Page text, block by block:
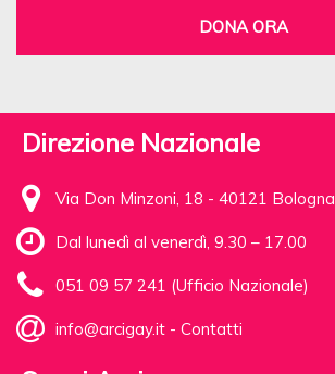
DONA ORA
Direzione Nazionale
Via Don Minzoni, 18 - 40121 Bologna
Dal lunedì al venerdì, 9.30 – 17.00
051 09 57 241 (Ufficio Nazionale)
info@arcigay.it - Contatti